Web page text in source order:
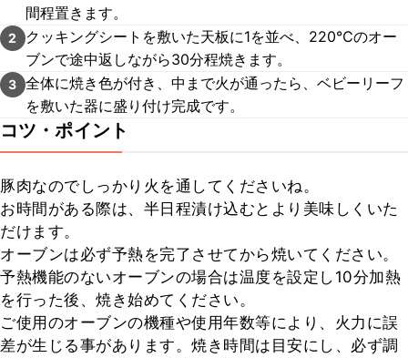
間程置きます。
2
クッキングシートを敷いた天板に1を並べ、220℃のオー
ブンで途中返しながら30分程焼きます。
3 全体に焼き色が付き、中まで火が通ったら、ベビーリーフ
を敷いた器に盛り付け完成です。
コツ・ポイント
豚肉なのでしっかり火を通してくださいね。
お時間がある際は、半日程漬け込むとより美味しくいた
だけます。
オーブンは必ず予熱を完了させてから焼いてください。
予熱機能のないオーブンの場合は温度を設定し10分加熱
を行った後、焼き始めてください。
ご使用のオーブンの機種や使用年数等により、火力に誤
差が生じる事があります。焼き時間は目安にし、必ず調